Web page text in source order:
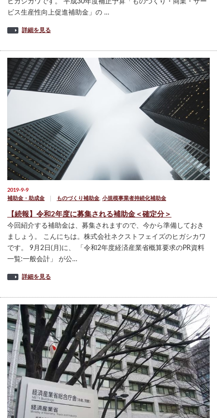
ヒガシカワです。 平成30年度補正予算「ものづくり・商業・サー
ビス生産性向上促進補助金」の …
詳細を見る
2019-9-9
補助金・助成金
ものづくり補助金, 小規模事業者持続化補助金
【続報】令和2年度に募集される補助金＜確定分＞
今回紹介する補助金は、募集されますので、今から準備しておき
ましょう。 こんにちは。株式会社ネクストフェイズのヒガシカワ
です。 9月2日(月)に、 「令和2年度経済産業省概算要求のPR資料
一覧:一般会計」 が公…
詳細を見る